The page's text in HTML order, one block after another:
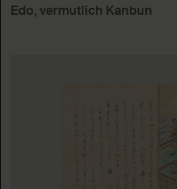
Edo, vermutlich Kanbun